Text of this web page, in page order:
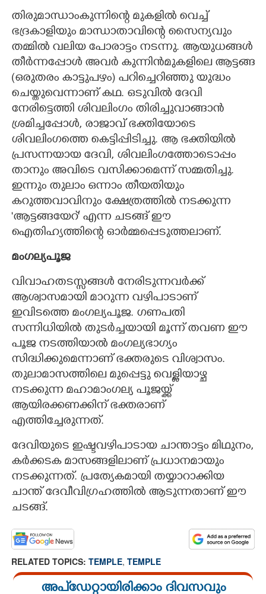
തിരുമാന്ധാംകുന്നിന്റെ മുകളിൽ വെച്ച്
ഭദ്രകാളിയും മാന്ധാതാവിന്റെ സൈന്യവും
തമ്മിൽ വലിയ പോരാട്ടം നടന്നു. ആയുധങ്ങൾ
തീർന്നപ്പോൾ അവർ കുന്നിൻമുകളിലെ ആട്ടങ്ങ
(ഒരുതരം കാട്ടുപഴം) പറിച്ചെറിഞ്ഞു യുദ്ധം
ചെയ്തുവെന്നാണ് കഥ. ഒടുവിൽ ദേവി
നേരിട്ടെത്തി ശിവലിംഗം തിരിച്ചുവാങ്ങാൻ
ശ്രമിച്ചപ്പോൾ, രാജാവ് ഭക്തിയോടെ
ശിവലിംഗത്തെ കെട്ടിപ്പിടിച്ചു. ആ ഭക്തിയിൽ
പ്രസന്നയായ ദേവി, ശിവലിംഗത്തോടൊപ്പം
താനും അവിടെ വസിക്കാമെന്ന് സമ്മതിച്ചു.
ഇന്നും തുലാം ഒന്നാം തീയതിയും
കറുത്തവാവിനും ക്ഷേത്രത്തിൽ നടക്കുന്ന
'ആട്ടങ്ങയേറ്' എന്ന ചടങ്ങ് ഈ
ഐതിഹ്യത്തിന്റെ ഓർമ്മപ്പെടുത്തലാണ്.
മംഗല്യപൂജ
വിവാഹതടസ്സങ്ങൾ നേരിടുന്നവർക്ക്
ആശ്വാസമായി മാറുന്ന വഴിപാടാണ്
ഇവിടത്തെ മംഗല്യപൂജ. ഗണപതി
സന്നിധിയിൽ തുടർച്ചയായി മൂന്ന് തവണ ഈ
പൂജ നടത്തിയാൽ മംഗല്യഭാഗ്യം
സിദ്ധിക്കുമെന്നാണ് ഭക്തരുടെ വിശ്വാസം.
തുലാമാസത്തിലെ മുപ്പെട്ടു വെള്ളിയാഴ്ച
നടക്കുന്ന മഹാമാംഗല്യ പൂജയ്ക്ക്
ആയിരക്കണക്കിന് ഭക്തരാണ്
എത്തിച്ചേരുന്നത്.
ദേവിയുടെ ഇഷ്ടവഴിപാടായ ചാന്താട്ടം മിഥുനം,
കർക്കടക മാസങ്ങളിലാണ് പ്രധാനമായും
നടക്കുന്നത്. പ്രത്യേകമായി തയ്യാറാക്കിയ
ചാന്ത് ദേവീവിഗ്രഹത്തിൽ ആടുന്നതാണ് ഈ
ചടങ്ങ്.
RELATED TOPICS: TEMPLE, TEMPLE
അപ്ഡേറ്റായിരിക്കാം ദിവസവും